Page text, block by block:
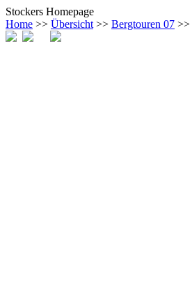
Stockers Homepage
Home >> Übersicht >> Bergtouren 07 >>